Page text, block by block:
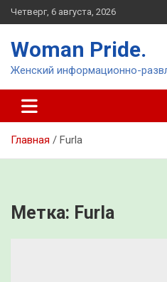
Перейти
к
Четверг, 6 августа, 2026
Woman Pride.
Женский информационно-
Главная Furla
Метка: Furla